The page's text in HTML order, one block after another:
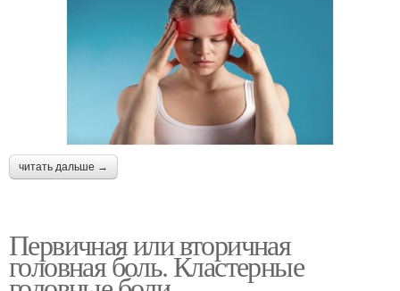
читать дальше →
Первичная или вторичная
головная боль. Кластерные